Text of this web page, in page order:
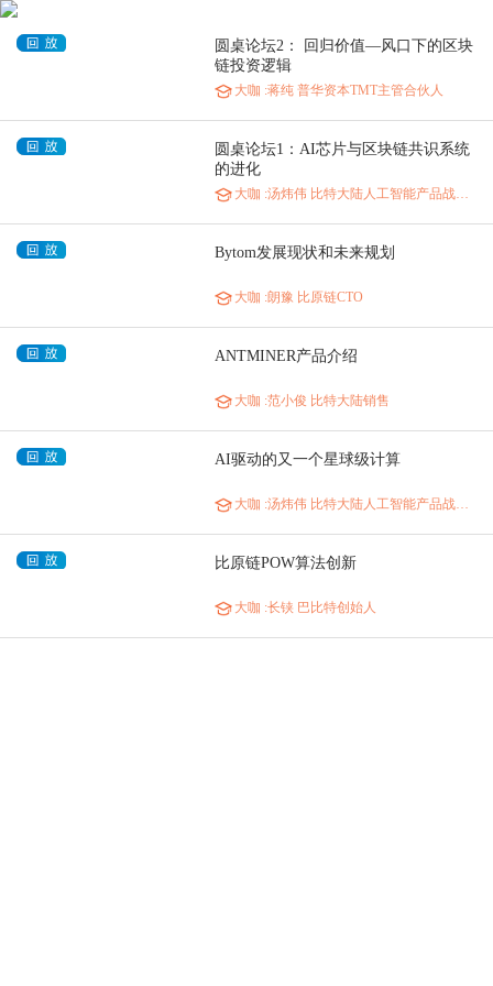
圆桌论坛2： 回归价值—风口下的区块
链投资逻辑
大咖 :蒋纯 普华资本TMT主管合伙人
圆桌论坛1：AI芯片与区块链共识系统
的进化
大咖 :汤炜伟 比特大陆人工智能产品战略总监
Bytom发展现状和未来规划
大咖 :朗豫 比原链CTO
ANTMINER产品介绍
大咖 :范小俊 比特大陆销售
AI驱动的又一个星球级计算
大咖 :汤炜伟 比特大陆人工智能产品战略总监
比原链POW算法创新
大咖 :长铗 巴比特创始人